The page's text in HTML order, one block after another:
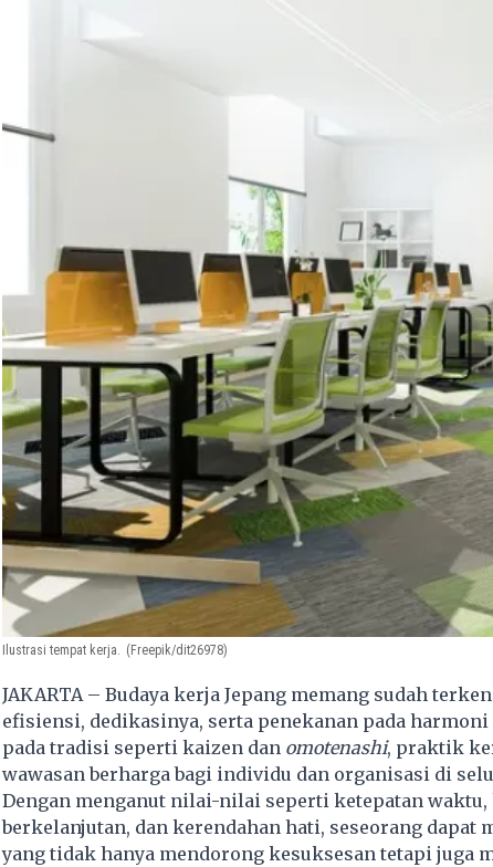
Ilustrasi tempat kerja. (Freepik/dit26978)
JAKARTA – Budaya kerja Jepangmemang sudah
efisiensi, dedikasinya, serta penekanan pada
pada tradisi seperti kaizen dan omotenashi, praktik
wawasan berharga bagi individu dan organisasi di
Dengan menganut nilai-nilai seperti ketepatan
berkelanjutan, dan kerendahan hati, seseorang dapat
yang tidak hanya mendorong kesuksesan tetapi juga